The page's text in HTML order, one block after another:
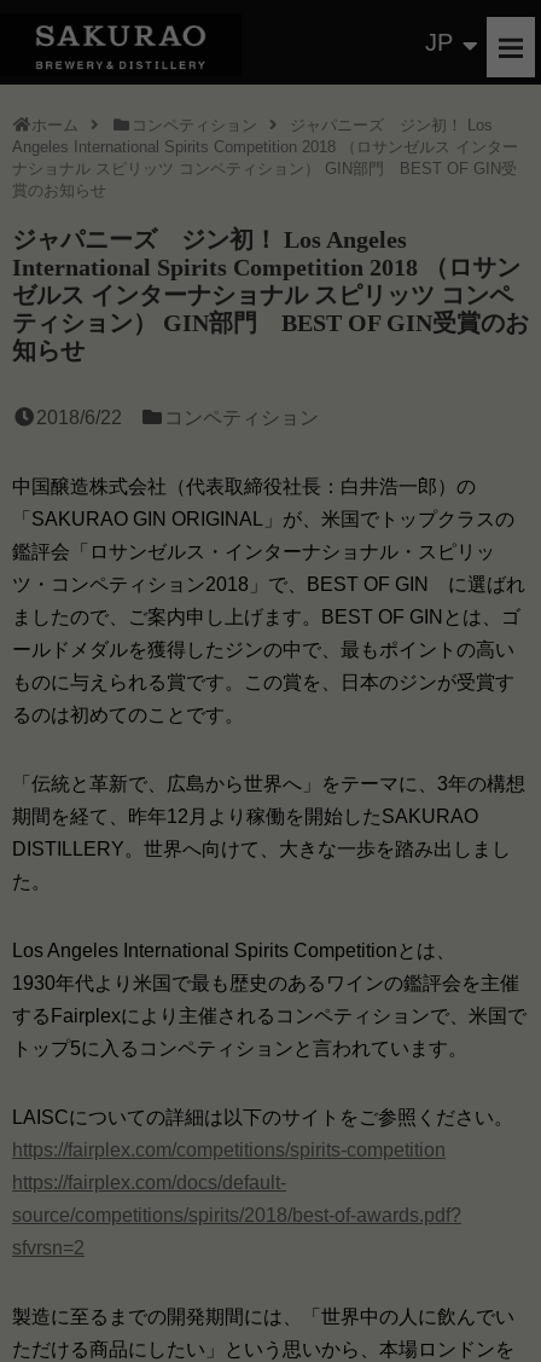
JP
ホーム コンペティション
ジャパニーズ ジン初！ Los
Angeles International Spirits Competition 2018 （ロサンゼルス インター
ナショナル スピリッツ コンペティション） GIN部門 BEST OF GIN受
賞のお知らせ
ジャパニーズ ジン初！ Los Angeles
International Spirits Competition 2018 （ロサン
ゼルス インターナショナル スピリッツ コンペ
ティション） GIN部門 BEST OF GIN受賞のお
知らせ
2018/6/22 コンペティション
中国醸造株式会社（代表取締役社長：白井浩一郎）の
「SAKURAO GIN ORIGINAL」が、米国でトップクラスの
鑑評会「ロサンゼルス・インターナショナル・スピリッ
ツ・コンペティション2018」で、BEST OF GIN に選ばれ
ましたので、ご案内申し上げます。BEST OF GINとは、ゴ
ールドメダルを獲得したジンの中で、最もポイントの高い
ものに与えられる賞です。この賞を、日本のジンが受賞す
るのは初めてのことです。
「伝統と革新で、広島から世界へ」をテーマに、3年の構想
期間を経て、昨年12月より稼働を開始したSAKURAO
DISTILLERY。世界へ向けて、大きな一歩を踏み出しまし
た。
Los Angeles International Spirits Competitionとは、
1930年代より米国で最も歴史のあるワインの鑑評会を主催
するFairplexにより主催されるコンペティションで、米国で
トップ5に入るコンペティションと言われています。
LAISCについての詳細は以下のサイトをご参照ください。
https://fairplex.com/competitions/spirits-competition
https://fairplex.com/docs/default-
source/competitions/spirits/2018/best-of-awards.pdf?
sfvrsn=2
製造に至るまでの開発期間には、「世界中の人に飲んでい
ただける商品にしたい」という思いから、本場ロンドンを